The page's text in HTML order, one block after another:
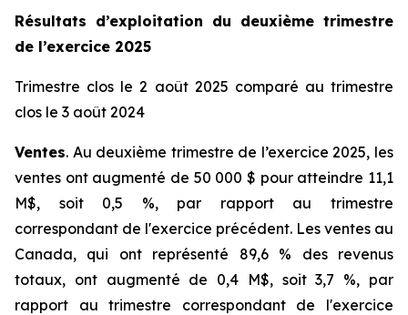
Résultats d’exploitation du deuxième trimestre
de l’exercice 2025
Trimestre clos le 2 août 2025 comparé au trimestre
clos le 3 août 2024
Ventes. Au deuxième trimestre de l’exercice 2025, les
ventes ont augmenté de 50 000 $ pour atteindre 11,1
M$, soit 0,5 %, par rapport au trimestre
correspondant de l'exercice précédent. Les ventes au
Canada, qui ont représenté 89,6 % des revenus
totaux, ont augmenté de 0,4 M$, soit 3,7 %, par
rapport au trimestre correspondant de l'exercice